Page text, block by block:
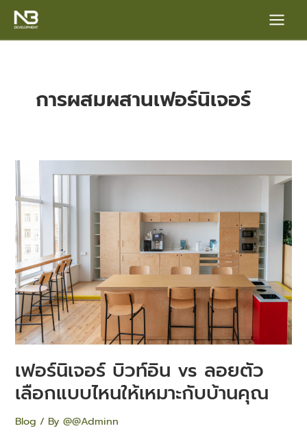
Main
Menu
การผสมผสานเฟอร์นิเจอร์
เฟอร์นิเจอร์ บิวท์อิน vs ลอยตัว
เลือกแบบไหนให้เหมาะกับบ้านคุณ
Blog / By@@Adminn
เฟอร์นิเจอร์
บิ
วท์
vs
ลอยตัว
เลือก
แบบ
ไหน
ให้
เหมาะ
กับ
บ้าน